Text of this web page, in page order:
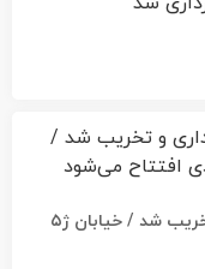
۳ باب مغازه محدوده پستک خریداری و تخریب شد / خیابان ژ۵